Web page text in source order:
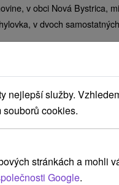
v obci Nová Bystrica,
v dvoch
Vychylovka
nejlepší služby.
cookies.
stránkách a mohli
Google.